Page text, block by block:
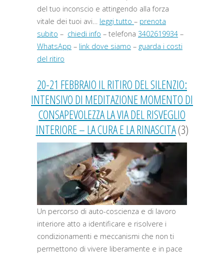
del tuo inconscio e attingendo alla forza
vitale dei tuoi avi… leggi tutto – prenota
subito – chiedi info – telefona 3402619934 –
WhatsApp – link dove siamo – guarda i costi
del ritiro
20-21 FEBBRAIO IL RITIRO DEL SILENZIO:
INTENSIVO DI MEDITAZIONE MOMENTO DI
CONSAPEVOLEZZA LA VIA DEL RISVEGLIO
INTERIORE – LA CURA E LA RINASCITA(3)
Un percorso di auto-coscienza e di lavoro
interiore atto a identificare e risolvere i
condizionamenti e meccanismi che non ti
permettono di vivere liberamente e in pace